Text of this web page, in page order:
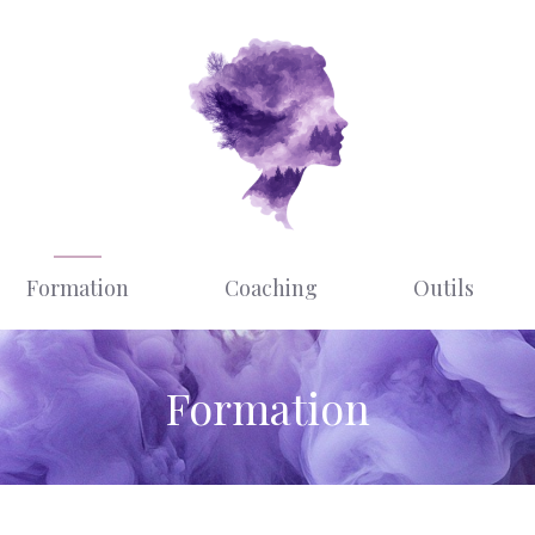
Formation Coaching Outils
Formation